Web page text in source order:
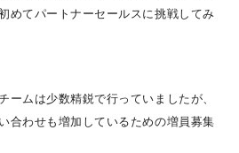
めてパートナーセールスに挑戦してみ
ームは少数精鋭で行っていましたが、
合わせも増加しているための増員募集